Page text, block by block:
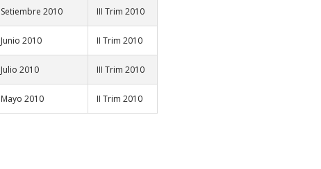
2010 III Trim 2010
2010 II Trim 2010
2010 III Trim 2010
2010 II Trim 2010